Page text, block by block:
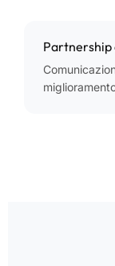
Partnership